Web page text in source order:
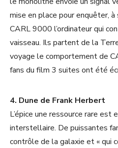
mise en place pour enquêter,
CARL 9000 l’ordinateur qui
vaisseau. Ils partent de la
voyage le comportement de
fans du film 3 suites ont été
4. Dune de Frank Herbert
L’épice une ressource rare
interstellaire. De puissantes
contrôle de la galaxie et « qui